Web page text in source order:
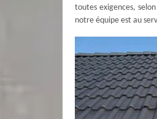
toutes exigences,
notre équipe est au